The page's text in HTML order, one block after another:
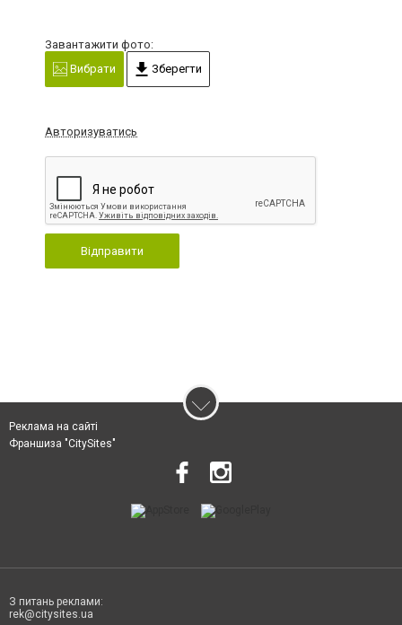
Завантажити фото:
Вибрати
Зберегти
Авторизуватись
Відправити
Реклама на сайті
Франшиза "CitySites"
З питань реклами:
rek@citysites.ua